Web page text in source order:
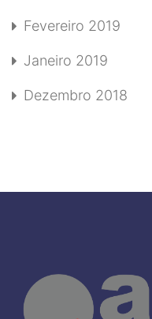
Fevereiro 2019
Janeiro 2019
Dezembro 2018